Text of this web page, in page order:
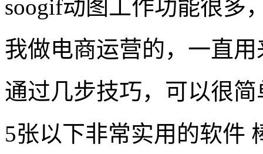
通过几步技巧，可以很
5张以下非常实用的软件
简单实用上传图片一键
打开网站在线就能够操